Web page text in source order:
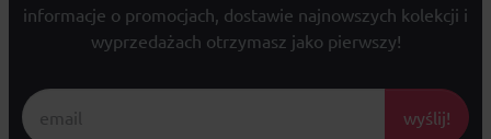
informacje o promocjach, dostawie najnowszych kolekcji i
wyprzedażach otrzymasz jako pierwszy!
wyślij!